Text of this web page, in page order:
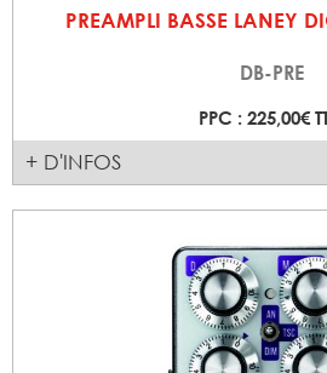
PREAMPLI BASSE LANEY
DB-PRE
PPC : 225,00€
+ D'INFOS